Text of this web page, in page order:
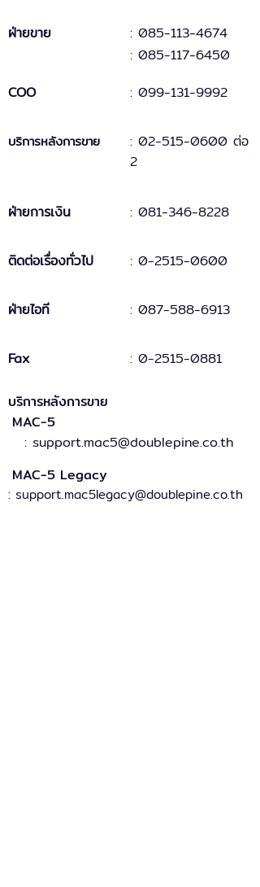
ฝ่ายขาย
: 085-113-4674
: 085-117-6450
COO
: 099-131-9992
บริการหลังการขาย : 02-515-0600 ต่อ
2
ฝ่ายการเงิน : 081-346-8228
ติดต่อเรื่องทั่วไป : 0-2515-0600
ฝ่ายไอที : 087-588-6913
Fax : 0-2515-0881
บริการหลังการขาย
MAC-5
: support.mac5@doublepine.co.th
MAC-5 Legacy
: support.mac5legacy@doublepine.co.th